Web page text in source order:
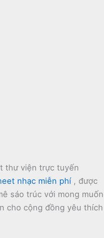
thư viện trực tuyến
nhạc miễn phí , được
sáo trúc với mong muốn
cho cộng đồng yêu thích